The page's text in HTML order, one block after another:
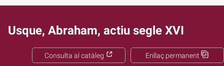
Usque, Abraham, actiu segle XVI
Enllaç permanent
Consulta al catàleg